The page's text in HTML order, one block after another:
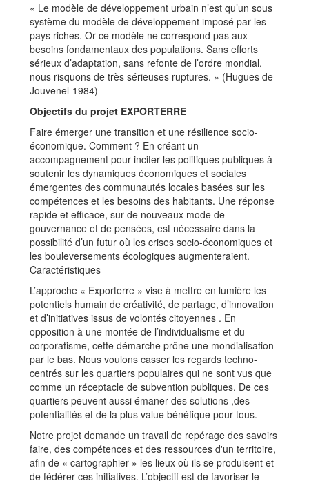
« Le modèle de développement urbain n’est qu’un sous
système du modèle de développement imposé par les
pays riches. Or ce modèle ne correspond pas aux
besoins fondamentaux des populations. Sans efforts
sérieux d’adaptation, sans refonte de l’ordre mondial,
nous risquons de très sérieuses ruptures. » (Hugues de
Jouvenel-1984)
Objectifs du projet EXPORTERRE
Faire émerger une transition et une résilience socio-
économique. Comment ? En créant un
accompagnement pour inciter les politiques publiques à
soutenir les dynamiques économiques et sociales
émergentes des communautés locales basées sur les
compétences et les besoins des habitants. Une réponse
rapide et efficace, sur de nouveaux mode de
gouvernance et de pensées, est nécessaire dans la
possibilité d’un futur où les crises socio-économiques et
les bouleversements écologiques augmenteraient.
Caractéristiques
L’approche « Exporterre » vise à mettre en lumière les
potentiels humain de créativité, de partage, d’innovation
et d’initiatives issus de volontés citoyennes . En
opposition à une montée de l’individualisme et du
corporatisme, cette démarche prône une mondialisation
par le bas. Nous voulons casser les regards techno-
centrés sur les quartiers populaires qui ne sont vus que
comme un réceptacle de subvention publiques. De ces
quartiers peuvent aussi émaner des solutions ,des
potentialités et de la plus value bénéfique pour tous.
Notre projet demande un travail de repérage des savoirs
faire, des compétences et des ressources d'un territoire,
afin de « cartographier » les lieux où ils se produisent et
de fédérer ces initiatives. L’objectif est de favoriser le